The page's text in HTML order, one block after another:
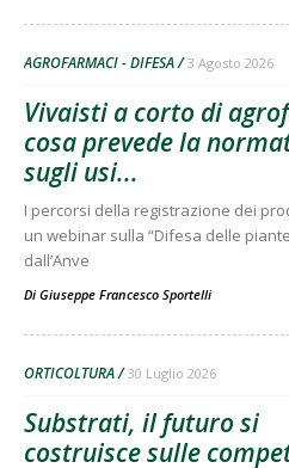
AGROFARMACI - DIFESA 3 Agosto 2026
Vivaisti a corto di
cosa prevede la
sugli usi...
I percorsi della registrazione dei
un webinar sulla “Difesa delle
dall’Anve
Di Giuseppe Francesco Sportelli
ORTICOLTURA 30 Luglio 2026
Substrati, il futuro si
costruisce sulle